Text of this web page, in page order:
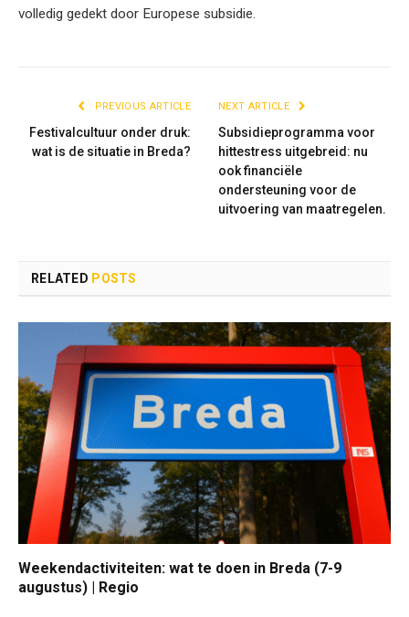
volledig gedekt door Europese subsidie.
PREVIOUS ARTICLE
Festivalcultuur onder druk:
wat is de situatie in Breda?
NEXT ARTICLE
Subsidieprogramma voor
hittestress uitgebreid: nu
ook financiële
ondersteuning voor de
uitvoering van maatregelen.
RELATED POSTS
Weekendactiviteiten: wat te doen in Breda (7-9
augustus) | Regio